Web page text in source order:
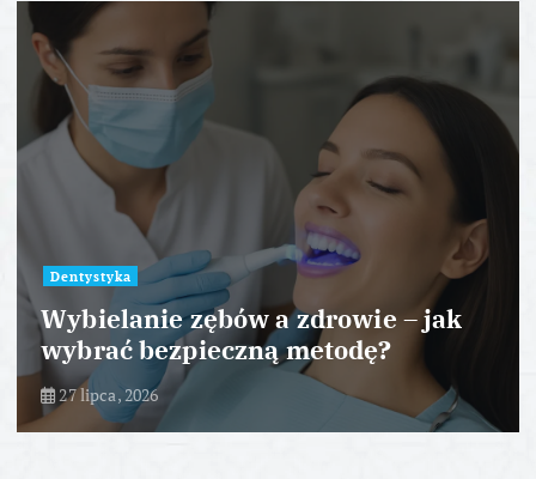
Dentystyka
Wybielanie zębów a zdrowie – jak
wybrać bezpieczną metodę?
27 lipca, 2026